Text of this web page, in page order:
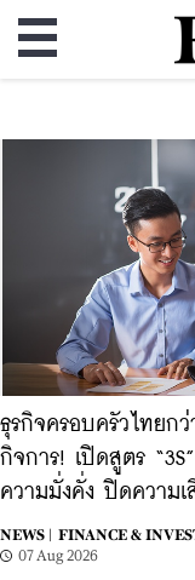
ธุรกิจครอบครัวไทยก
กิจการ! เปิดสูตร
ความมั่งคั่ง ปิดความเ
NEWS |
FINANCE &
07 Aug 2026